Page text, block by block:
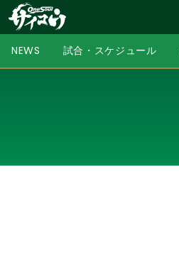
NEWS 試合・スケジュール